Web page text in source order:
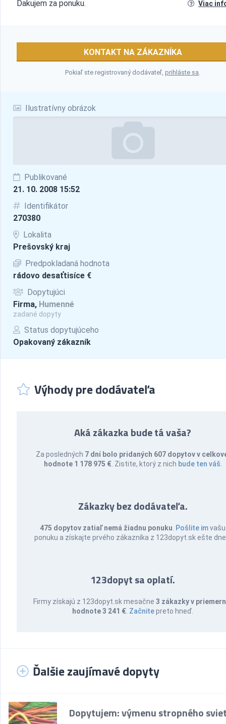
Ilustratívny obrázok
Publikované
21. 10. 2008 15:52
Identifikátor
270380
Lokalita
Prešovský kraj
Predpokladaná hodnota
rádovo desaťtisíce €
Dopytujúci
Firma, Humenné
zadané dopyty
Status dopytujúceho
Opakovaný zákazník
Ďakujem za ponuku. Viac
KONTAKT NA ZÁKAZNÍKA
Pokiaľ ste registrovaný dodávateľ,prihláste sa.
Výhody pre dodávateľa
Aká zákazka bude tá vaša?
Za posledných 7 dní bolo pridaných 607 dopytov v
hodnote 1 178 975 € . Zistite, ktorý z nich bude ten váš
Zákazky bez dodávateľa.
475 dopytov zatiaľ nemá žiadnu ponuku Pošlite imvašu
ponuku a získajte prvého zákazníka z 123dopyt.sk ešte
123dopyt sa oplatí.
Firmy získajú z 123dopyt.sk mesačne3 zákazky v
hodnote 3 241 € Začnitepreto hneď.
Ďalšie zaujímavé dopyty
Dopytujem: výmenu stropného